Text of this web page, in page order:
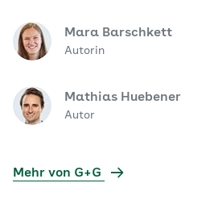
Mara Barschkett
Autorin
Mathias Huebener
Autor
Mehr von G+G